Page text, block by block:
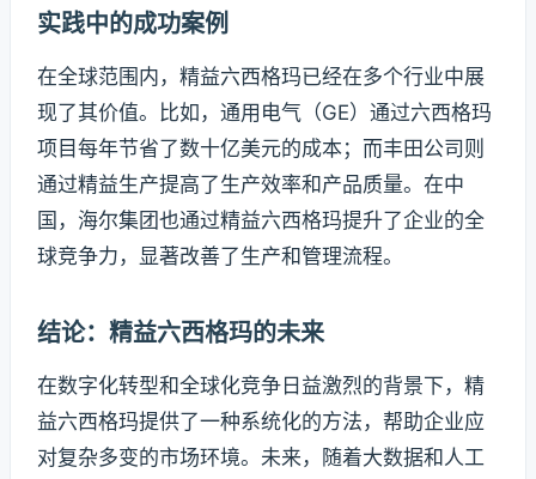
实践中的成功案例
在全球范围内，精益六西格玛已经在多个行业中展
现了其价值。比如，通用电气（GE）通过六西格玛
项目每年节省了数十亿美元的成本；而丰田公司则
通过精益生产提高了生产效率和产品质量。在中
国，海尔集团也通过精益六西格玛提升了企业的全
球竞争力，显著改善了生产和管理流程​​。
结论：精益六西格玛的未来
在数字化转型和全球化竞争日益激烈的背景下，精
益六西格玛提供了一种系统化的方法，帮助企业应
对复杂多变的市场环境。未来，随着大数据和人工